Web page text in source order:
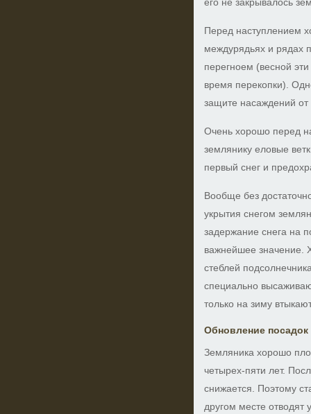
Перед наступлением
междурядьях и рядах
перегноем (весной
время перекопки).
защите насаждений
Очень хорошо перед
землянику еловые
первый снег и
Вообще без
укрытия снегом
задержание снега на
важнейшее значение.
стеблей
специально
только на зиму
Обновление посадок
Земляника хорошо
четырех-пяти лет.
снижается. Поэтому
другом месте отводят